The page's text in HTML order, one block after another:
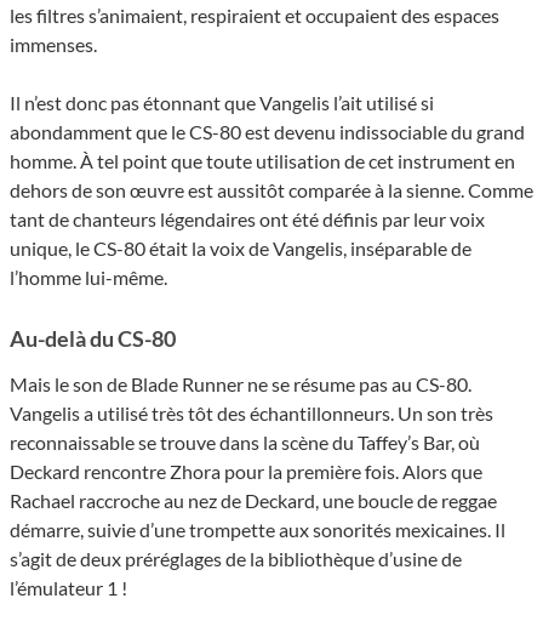
les filtres s’animaient, respiraient et occupaient des espaces
immenses.
Il n’est donc pas étonnant que Vangelis l’ait utilisé si
abondamment que le CS-80 est devenu indissociable du grand
homme. À tel point que toute utilisation de cet instrument en
dehors de son œuvre est aussitôt comparée à la sienne. Comme
tant de chanteurs légendaires ont été définis par leur voix
unique, le CS-80 était la voix de Vangelis, inséparable de
l’homme lui-même.
Au-delà du CS-80
Mais le son de Blade Runner ne se résume pas au CS-80.
Vangelis a utilisé très tôt des échantillonneurs. Un son très
reconnaissable se trouve dans la scène du Taffey’s Bar, où
Deckard rencontre Zhora pour la première fois. Alors que
Rachael raccroche au nez de Deckard, une boucle de reggae
démarre, suivie d’une trompette aux sonorités mexicaines. Il
s’agit de deux préréglages de la bibliothèque d’usine de
l’émulateur 1 !